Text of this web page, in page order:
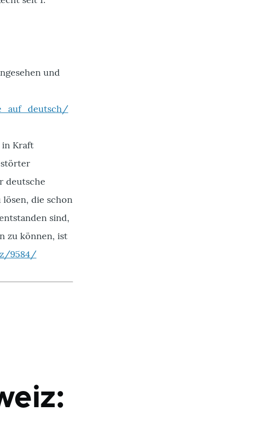
und
in Kraft
deutsche
die schon
sind,
zu können, ist
9584/